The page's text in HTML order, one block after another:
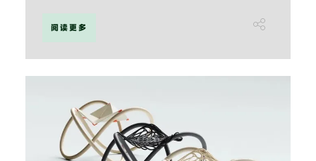
阅读更多